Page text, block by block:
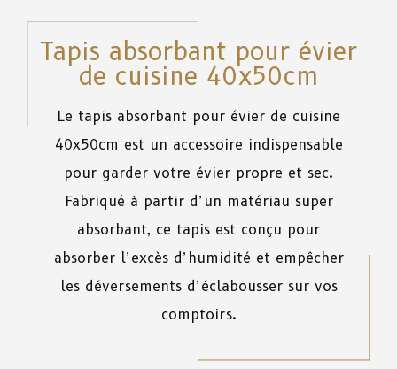
Tapis absorbant pour évier
de cuisine 40x50cm
Le tapis absorbant pour évier de cuisine
40x50cm est un accessoire indispensable
pour garder votre évier propre et sec.
Fabriqué à partird’un matériau super
absorbant, ce tapis est conçu pour
absorberl’excès d’humidité et empêcher
lesdéversements d’éclabousser survos
comptoirs.